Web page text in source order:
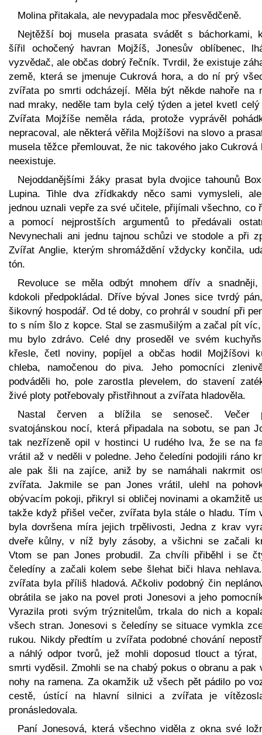
Molina přitakala, ale nevypadala moc přesvědčeně.
Nejtěžší boj musela prasata svádět s báchorkami,
šířil ochočený havran Mojžíš, Jonesův oblíbenec,
vyzvědač, ale občas dobrý řečník. Tvrdil, že existuje
země, která se jmenuje Cukrová hora, a do ní prý
zvířata po smrti odcházejí. Měla být někde nahoře na
nad mraky, neděle tam byla celý týden a jetel kvetl
Zvířata Mojžíše neměla ráda, protože vyprávěl
nepracoval, ale některá věřila Mojžíšovi na slovo a
musela těžce přemlouvat, že nic takového jako Cukrová
neexistuje.
Nejoddanějšími žáky prasat byla dvojice tahounů
Lupina. Tihle dva zřídkakdy něco sami vymysleli,
jednou uznali vepře za své učitele, přijímali všechno, co
a pomocí nejprostších argumentů to předávali
Nevynechali ani jednu tajnou schůzi ve stodole a při
Zvířat Anglie, kterým shromáždění vždycky končila,
tón.
Revoluce se měla odbýt mnohem dřív a snadněji,
kdokoli předpokládal. Dříve býval Jones sice tvrdý
šikovný hospodář. Od té doby, co prohrál v soudní při
to s ním šlo z kopce. Stal se zasmušilým a začal pít
mu bylo zdrávo. Celé dny proseděl ve svém
křesle, četl noviny, popíjel a občas hodil Mojžíšovi
chleba, namočenou do piva. Jeho pomocníci
podváděli ho, pole zarostla plevelem, do stavení
živé ploty potřebovaly přistřihnout a zvířata hladověla.
Nastal červen a blížila se senoseč. Večer
svatojánskou nocí, která připadala na sobotu, se pan
tak nezřízeně opil v hostinci U rudého lva, že se na
vrátil až v neděli v poledne. Jeho čeledíni podojili ráno
ale pak šli na zajíce, aniž by se namáhali nakrmit
zvířata. Jakmile se pan Jones vrátil, ulehl na
obývacím pokoji, přikryl si obličej novinami a okamžitě
takže když přišel večer, zvířata byla stále o hladu. Tím
byla dovršena míra jejich trpělivosti, Jedna z krav
dveře kůlny, v níž byly zásoby, a všichni se začali
Vtom se pan Jones probudil. Za chvíli přiběhl i se
čeledíny a začali kolem sebe šlehat biči hlava
zvířata byla příliš hladová. Ačkoliv podobný čin
obrátila se jako na povel proti Jonesovi a jeho
Vyrazila proti svým trýznitelům, trkala do nich a
všech stran. Jonesovi s čeledíny se situace vymkla
rukou. Nikdy předtím u zvířata podobné chování
a náhlý odpor tvorů, jež mohli doposud tlouct a
smrti vyděsil. Zmohli se na chabý pokus o obranu a pak
nohy na ramena. Za okamžik už všech pět pádilo po
cestě, ústící na hlavní silnici a zvířata je
pronásledovala.
Paní Jonesová, která všechno viděla z okna své